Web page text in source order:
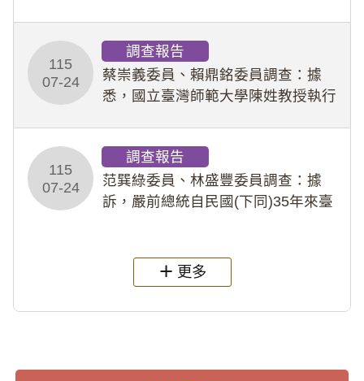
行拍攝特定樣態性影像並以手機傳送
劉師。該生因畏懼成
115
07-24
調查報告
蔡崇義委員、賴鼎銘委員調查：據
悉，國立臺灣師範大學陳姓教授執行
術倫理等情案調查報告。(115教調
31)
115
07-24
調查報告
范巽綠委員、林盛豐委員調查：據
訴，嚴前總統自民國(下同)35年來臺
過世後，總統府於89年間函請其家屬
繼續留住
更多